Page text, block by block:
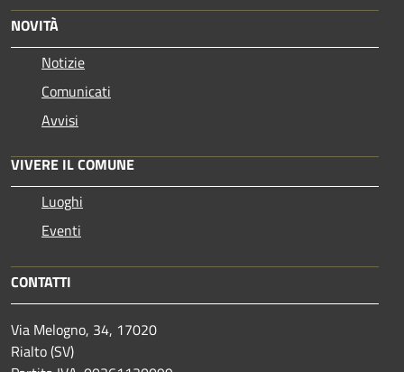
NOVITÀ
Notizie
Comunicati
Avvisi
VIVERE IL COMUNE
Luoghi
Eventi
CONTATTI
Via Melogno, 34, 17020
Rialto (SV)